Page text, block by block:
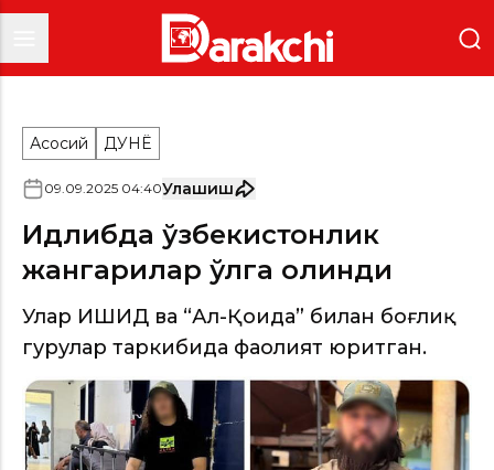
Асосий ДУНË
09.09.2025 04:40Улашиш
Идлибда ўзбекистонлик
жангарилар қўлга олинди
Улар ИШИД ва “Ал-Қоида” билан боғлиқ
гуруҳлар таркибида фаолият юритган.